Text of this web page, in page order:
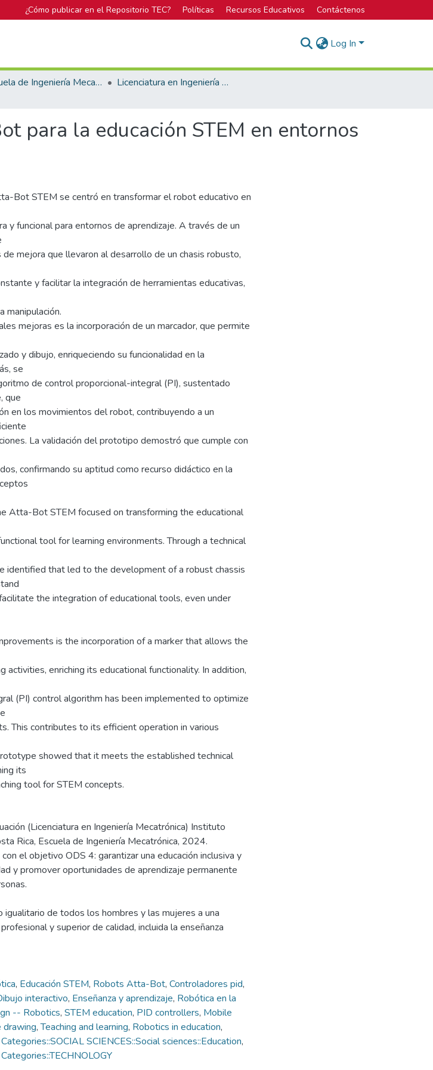
¿Cómo publicar en el Repositorio TEC? Políticas Recursos Educativos Contáctenos
Log In
Escuela de Ingeniería Mecatrónica (antes era Área Académica de Ingeniería Mecatrónica)
Licenciatura en Ingeniería Mecatrónica
para la educación STEM en entornos
Bot STEM se centró en transformar el robot educativo en
y funcional para entornos de aprendizaje. A través de un
mejora que llevaron al desarrollo de un chasis robusto,
y facilitar la integración de herramientas educativas,
manipulación.
mejoras es la incorporación de un marcador, que permite
y dibujo, enriqueciendo su funcionalidad en la
se
de control proporcional-integral (PI), sustentado
que
en los movimientos del robot, contribuyendo a un
La validación del prototipo demostró que cumple con
confirmando su aptitud como recurso didáctico en la
Atta-Bot STEM focused on transforming the educational
tool for learning environments. Through a technical
identified that led to the development of a robust chassis
the integration of educational tools, even under
is the incorporation of a marker that allows the
activities, enriching its educational functionality. In addition,
(PI) control algorithm has been implemented to optimize
This contributes to its efficient operation in various
showed that it meets the established technical
its
tool for STEM concepts.
(Licenciatura en Ingeniería Mecatrónica) Instituto
Rica, Escuela de Ingeniería Mecatrónica, 2024.
el objetivo ODS 4: garantizar una educación inclusiva y
y promover oportunidades de aprendizaje permanente
igualitario de todos los hombres y las mujeres a una
y superior de calidad, incluida la enseñanza
, Educación STEM, Robots Atta-Bot, Controladores pid,
interactivo, Enseñanza y aprendizaje, Robótica en la
-- Robotics, STEM education, PID controllers, Mobile
drawing,Teaching and learning, Robotics in education,
SCIENCES::Social sciences::Education,